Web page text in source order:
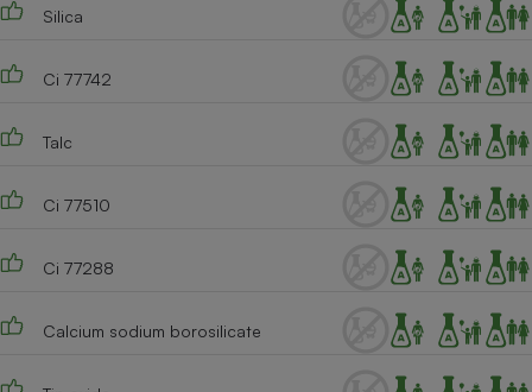
Silica
Ci 77742
Talc
Ci 77510
Ci 77288
Calcium sodium borosilicate